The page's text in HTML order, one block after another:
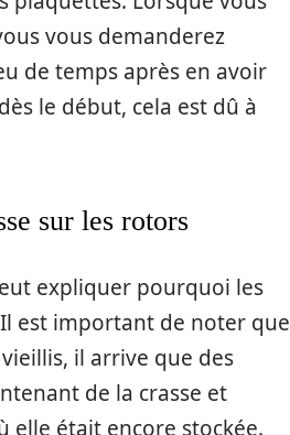
vous demanderez
de temps après en avoir
le début, cela est dû à
sur les rotors
expliquer pourquoi les
est important de noter que
il arrive que des
de la crasse et
elle était encore stockée.